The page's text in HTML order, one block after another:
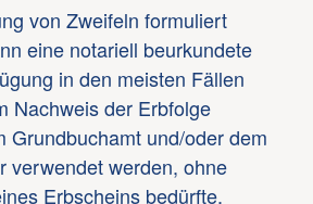
von Zweifeln formuliert
eine notariell beurkundete
in den meisten Fällen
Nachweis der Erbfolge
Grundbuchamt und/oder dem
verwendet werden, ohne
Erbscheins bedürfte.